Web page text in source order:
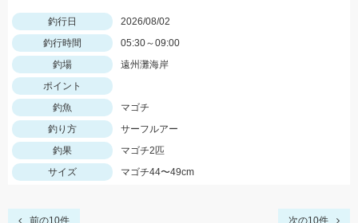
釣行日
2026/08/02
釣行時間
05:30～09:00
釣場
遠州灘海岸
ポイント
釣魚
マゴチ
釣り方
サーフルアー
釣果
マゴチ2匹
サイズ
マゴチ44〜49cm
前の10件 次の10件